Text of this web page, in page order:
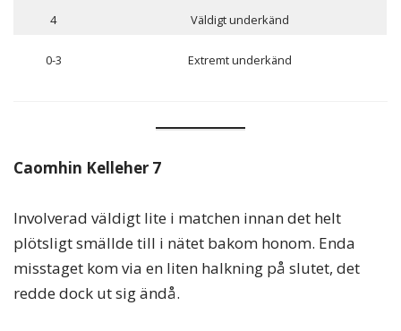
4 Väldigt underkänd
0-3 Extremt underkänd
Caomhin Kelleher 7
Involverad väldigt lite i matchen innan det helt
plötsligt smällde till i nätet bakom honom. Enda
misstaget kom via en liten halkning på slutet, det
redde dock ut sig ändå.